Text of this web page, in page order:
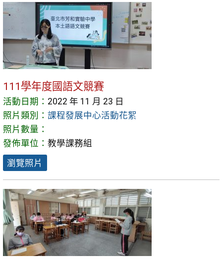
111學年度國語文競賽
活動日期： 2022 年 11 月 23 日
照片類別： 課程發展中心活動花絮
照片數量：
發佈單位： 教學課務組
瀏覽照片